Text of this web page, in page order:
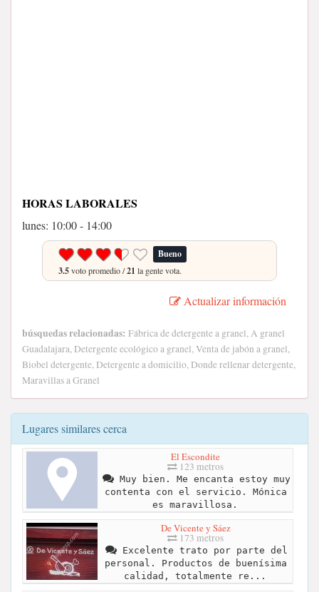
HORAS LABORALES
lunes: 10:00 - 14:00
Bueno
3.5voto promedio /21 la gente vota.
Actualizar información
búsquedas relacionadas: Fábrica de detergente a granel, A granel
Guadalajara, Detergente ecológico a granel, Venta de jabón a granel,
Biobel detergente, Detergente a domicilio, Donde rellenar detergente,
Maravillas a Granel
Lugares similares cerca
El Escondite
123 metros
Muy bien. Me encanta estoy muy
contenta con el servicio. Mónica
es maravillosa.
De Vicente y Sáez
173 metros
Excelente trato por parte del
personal. Productos de buenísima
calidad, totalmente re...